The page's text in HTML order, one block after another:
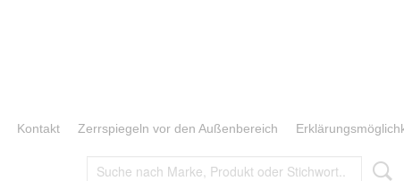
Kontakt Zerrspiegeln vor den Außenbereich